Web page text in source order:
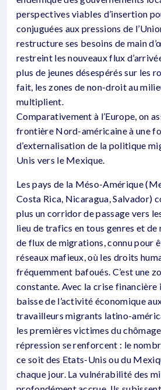
perspectives viables d’insertion
conjuguées aux pressions de
restructure ses besoins de main
restreint les nouveaux flux
plus de jeunes désespérés sur les
fait, les zones de non-droit au
multiplient.
Comparativement à l’Europe, on
frontière Nord-américaine à une
d’externalisation de la politique
Unis vers le Mexique.
Les pays de la Méso-Amérique
Costa Rica, Nicaragua, Salvador)
plus un corridor de passage vers
lieu de trafics en tous genres et
de flux de migrations, connu pour
réseaux mafieux, où les droits
fréquemment bafoués. C’est une
constante. Avec la crise
baisse de l’activité économique
travailleurs migrants latino-
les premières victimes du
répression se renforcent : le
ce soit des Etats-Unis ou du
chaque jour. La vulnérabilité des